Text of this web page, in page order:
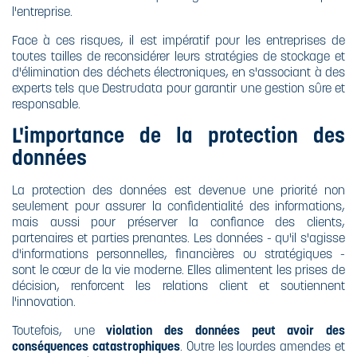
l'entreprise.
Face à ces risques, il est impératif pour les entreprises de
toutes tailles de reconsidérer leurs stratégies de stockage et
d'élimination des déchets électroniques, en s'associant à des
experts tels que Destrudata pour garantir une gestion sûre et
responsable.
L'importance de la protection des
données
La protection des données est devenue une priorité non
seulement pour assurer la confidentialité des informations,
mais aussi pour préserver la confiance des clients,
partenaires et parties prenantes. Les données - qu'il s'agisse
d'informations personnelles, financières ou stratégiques -
sont le cœur de la vie moderne. Elles alimentent les prises de
décision, renforcent les relations client et soutiennent
l'innovation.
Toutefois, uneviolation des données peut avoir des
conséquences catastrophiques. Outre les lourdes amendes et